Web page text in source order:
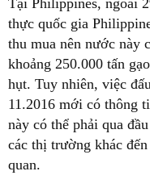
Tại Philippines, ngoài
thực quốc gia
thu mua nên nước này
khoảng 250.000 tấn
hụt. Tuy nhiên, việc
11.2016 mới có thông
này có thể phải qua
các thị trường khác
quan.